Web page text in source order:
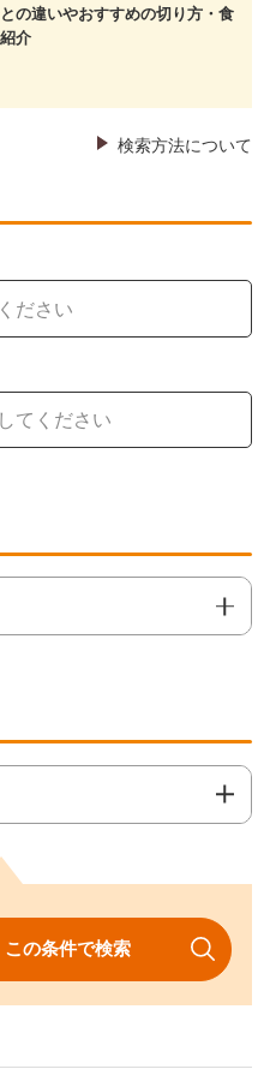
の違いやおすすめの切り方・食
介
検索方法について
この条件で検索